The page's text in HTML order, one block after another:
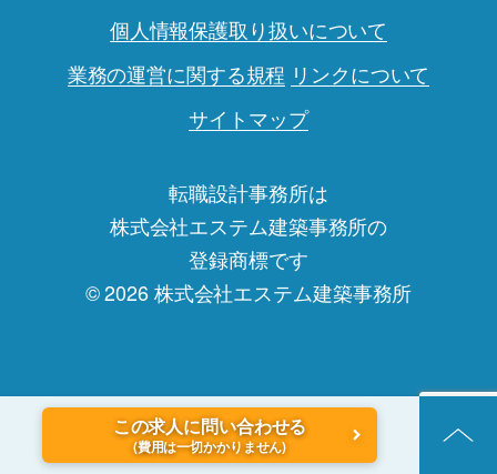
この求人に問い合わせる
(費用は一切かかりません)
個人情報保護取り扱いについて
業務の運営に関する規程 リンクについて
サイトマップ
転職設計事務所は
株式会社エステム建築事務所の
登録商標です
© 2026 株式会社エステム建築事務所